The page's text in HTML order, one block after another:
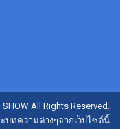
All Rights Reserved.
บทความต่างๆจากเว็บไซต์นี้